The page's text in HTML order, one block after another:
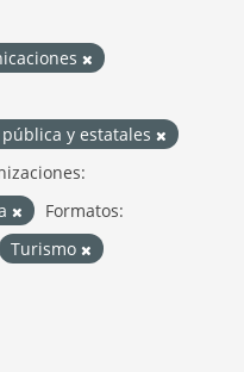
y estatales
Formatos:
Turismo